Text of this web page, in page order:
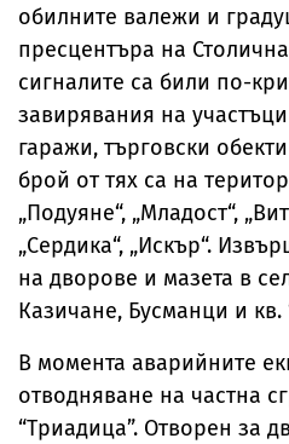
обилните валежи и
пресцентъра на
сигналите са били по-
завирявания на
гаражи, търговски
брой от тях са на
„Подуяне“, „Младост“,
„Сердика“, „Искър“.
на дворове и мазета в
Казичане, Бусманци и кв.
В момента аварийните
отводняване на частна
“Триадица”. Отворен за